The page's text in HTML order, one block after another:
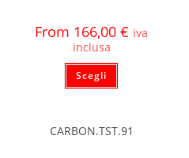
From 166,00€ iva
inclusa
Scegli
CARBON.TST.91